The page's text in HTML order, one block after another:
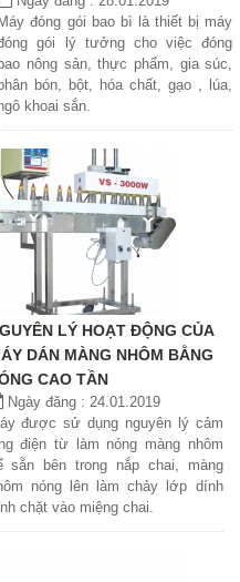
Máy đóng gói bao bì là thiết bị máy
gói lý tưởng cho việc đóng
bao nông sản, thực phẩm, gia súc,
bón, bột, hóa chất, gạo , lúa,
khoai sắn.
LÝ HOẠT ĐỘNG CỦA
DÁN MÀNG NHÔM BẰNG
CAO TẦN
Ngày đăng : 24.01.2019
được sử dụng nguyên lý cảm
điện từ làm nóng màng nhôm
sẵn bên trong nắp chai, màng
nóng lên làm chảy lớp dính
chặt vào miệng chai.